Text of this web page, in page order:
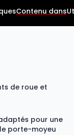
Contenu dans
de roue et
pour une
porte-moyeu